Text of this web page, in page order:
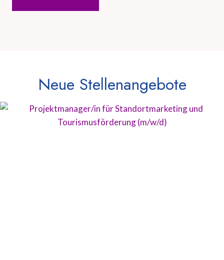
Neue Stellenangebote